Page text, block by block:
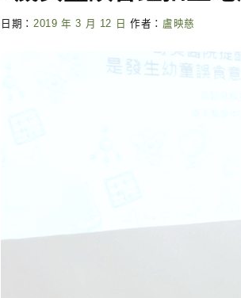
日期： 2019 年 3 月 12 日 作者： 盧映慈